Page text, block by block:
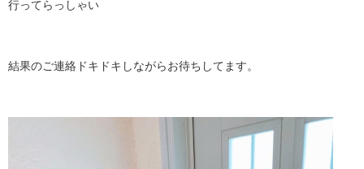
行ってらっしゃい
結果のご連絡ドキドキしながらお待ちしてます。